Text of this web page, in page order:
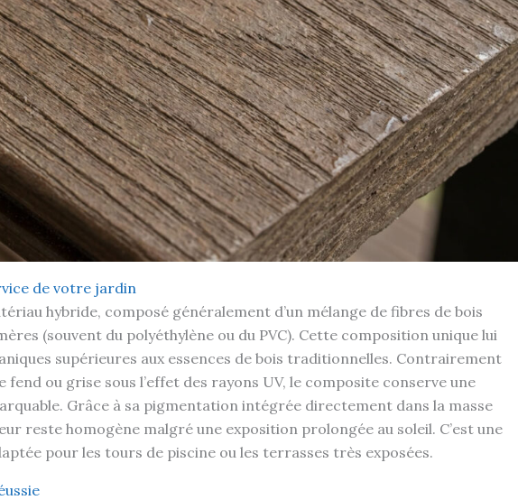
de votre jardin
hybride, composé généralement d’un mélange de fibres de bois
(souvent du polyéthylène ou du PVC). Cette composition unique lui
supérieures aux essences de bois traditionnelles. Contrairement
fend ou grise sous l’effet des rayons UV, le composite conserve une
Grâce à sa pigmentation intégrée directement dans la masse
reste homogène malgré une exposition prolongée au soleil. C’est une
pour les tours de piscine ou les terrasses très exposées.